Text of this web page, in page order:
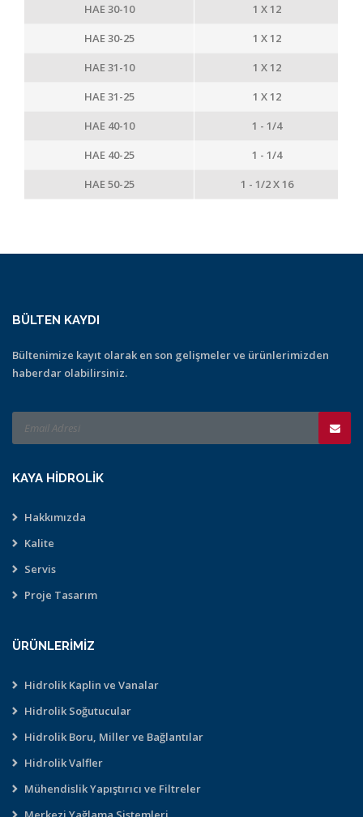
HAE 30-10
1 X 12
HAE 30-25
1 X 12
HAE 31-10
1 X 12
HAE 31-25
1 X 12
HAE 40-10
1 - 1/4
HAE 40-25
1 - 1/4
HAE 50-25
1 - 1/2 X 16
BÜLTEN KAYDI
Bültenimize kayıt olarak en son gelişmeler ve ürünlerimizden
haberdar olabilirsiniz.
KAYA HIDROLIK
Hakkımızda
Kalite
Servis
Proje Tasarım
ÜRÜNLERIMIZ
Hidrolik Kaplin ve Vanalar
Hidrolik Soğutucular
Hidrolik Boru, Miller ve Bağlantılar
Hidrolik Valfler
Mühendislik Yapıştırıcı ve Filtreler